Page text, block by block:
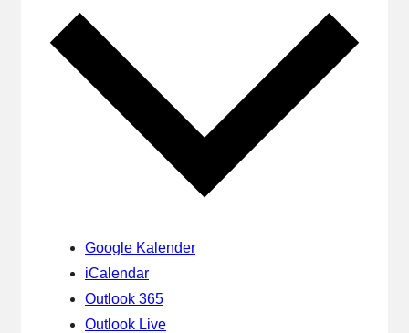
Google Kalender
iCalendar
Outlook 365
Outlook Live